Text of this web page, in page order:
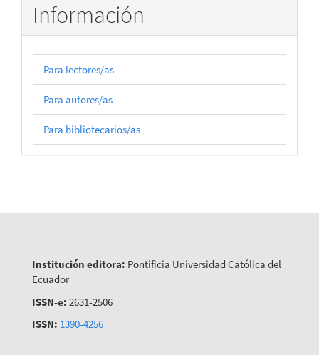
Información
Para lectores/as
Para autores/as
Para bibliotecarios/as
Institución editora: Pontificia Universidad Católica del
Ecuador
ISSN-e: 2631-2506
ISSN: 1390-4256